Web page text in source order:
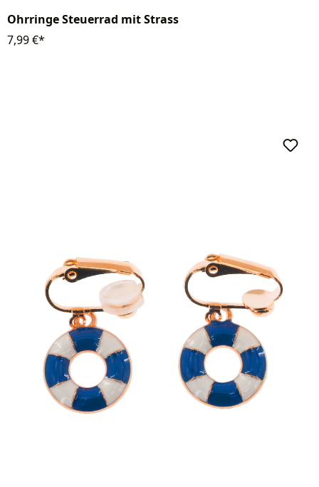
Ohrringe Steuerrad mit Strass
7,99 €*